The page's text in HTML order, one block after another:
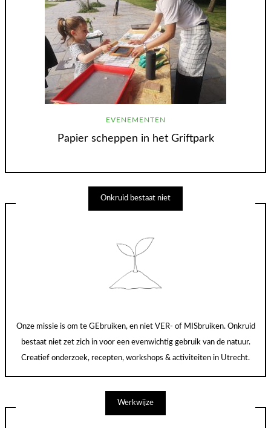
EVENEMENTEN
Papier scheppen in het Griftpark
Onkruid bestaat niet
Onze missie is om te GEbruiken, en niet VER- of MISbruiken. Onkruid
bestaat niet zet zich in voor een evenwichtig gebruik van de natuur.
Creatief onderzoek, recepten, workshops & activiteiten in Utrecht.
Werkwijze